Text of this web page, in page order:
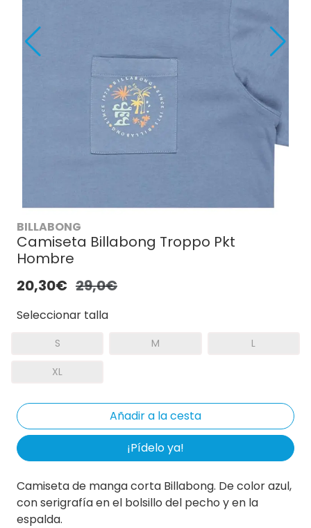
BILLABONG
Camiseta Billabong Troppo Pkt
Hombre
20,30€ 29,0€
Seleccionar talla
S M L
XL
¡Pídelo ya!
Camiseta de manga corta Billabong. De color azul,
con serigrafía en el bolsillo del pecho y en la
espalda.